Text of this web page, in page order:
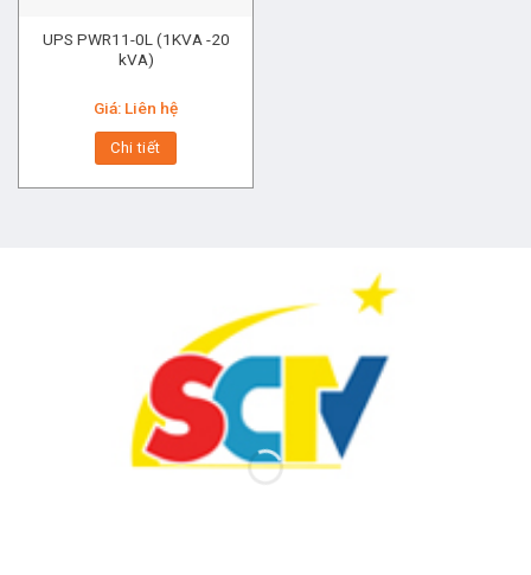
UPS PWR11-0L (1KVA -20
kVA)
Giá: Liên hệ
Chi tiết